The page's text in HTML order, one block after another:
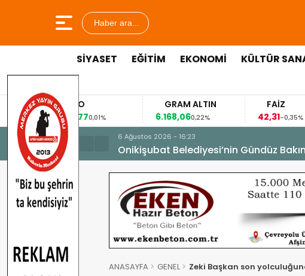
Haber ara...
SİYASET EĞİTİM EKONOMİ KÜLTÜR
0,01%
GRAM ALTIN
6.168,06
0,22%
FAİZ
42,31
6 Ağustos 2026 - 16:23
Onikişubat Belediyesi’nin Gündüz
ANASAYFA GENEL Zeki Başkan son